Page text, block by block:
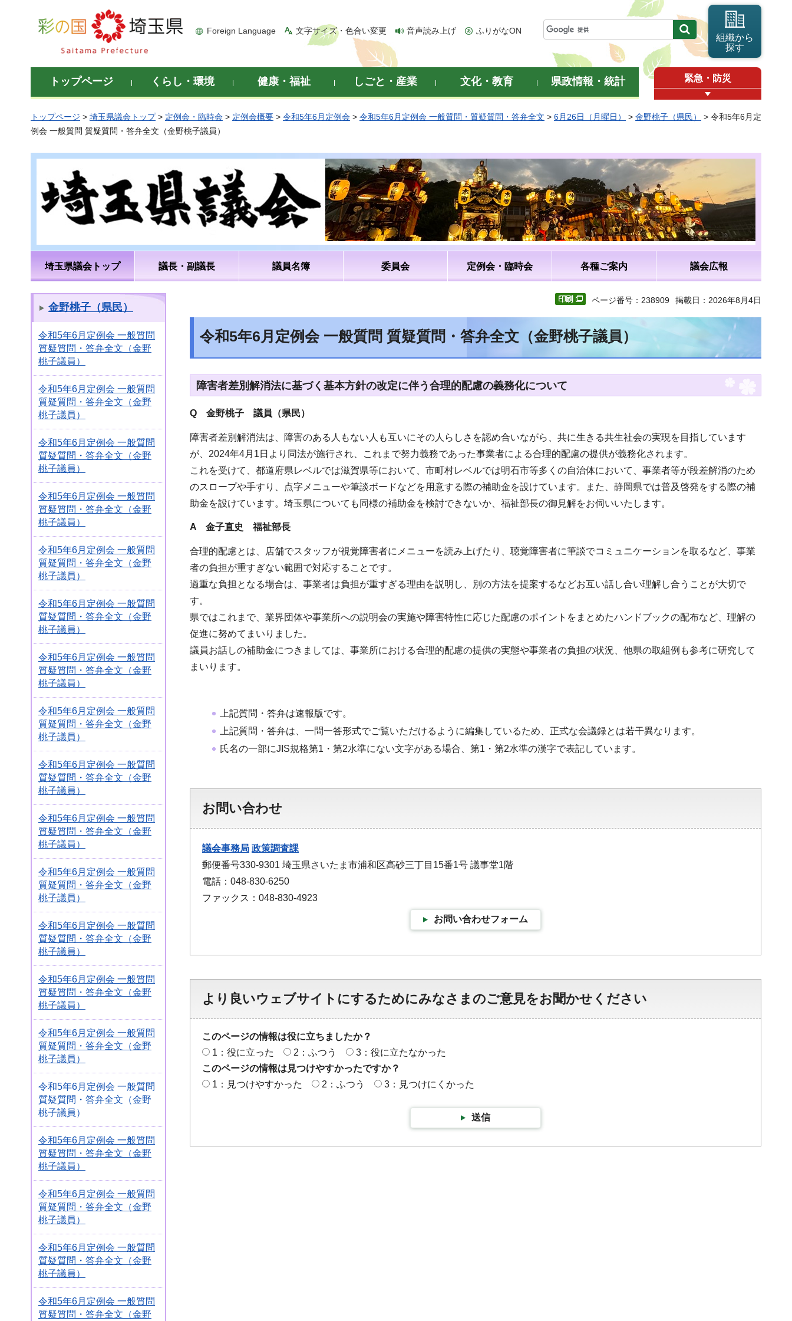
彩の国 埼玉県
Foreign Language 文字サイズ・色合い変更 音声読み上げ ふりがなON
組織から
探す
トップページ くらし・環境 健康・福祉 しごと・産業 文化・教育 県政情報・統計 緊急・防災
トップページ > 埼玉県議会トップ> 定例会・臨時会 > 定例会概要 > 令和5年6月定例会 > 令和5年6月定例会 一般質問・質疑質問・答弁全文 > 6月26日（月曜日） > 金野桃子（県民）
> 令和5年6月定
例会 一般質問 質疑質問・答弁全文（金野桃子議員）
埼玉県議会トップ 議長・副議長 議員名簿 委員会 定例会・臨時会 各種ご案内 議会広報
金野桃子（県民）
令和5年6月定例会 一般質問
質疑質問・答弁全文（金野
桃子議員）
令和5年6月定例会 一般質問
質疑質問・答弁全文（金野
桃子議員）
令和5年6月定例会 一般質問
質疑質問・答弁全文（金野
桃子議員）
令和5年6月定例会 一般質問
質疑質問・答弁全文（金野
桃子議員）
令和5年6月定例会 一般質問
質疑質問・答弁全文（金野
桃子議員）
令和5年6月定例会 一般質問
質疑質問・答弁全文（金野
桃子議員）
令和5年6月定例会 一般質問
質疑質問・答弁全文（金野
桃子議員）
令和5年6月定例会 一般質問
質疑質問・答弁全文（金野
桃子議員）
令和5年6月定例会 一般質問
質疑質問・答弁全文（金野
桃子議員）
令和5年6月定例会 一般質問
質疑質問・答弁全文（金野
桃子議員）
令和5年6月定例会 一般質問
質疑質問・答弁全文（金野
桃子議員）
令和5年6月定例会 一般質問
質疑質問・答弁全文（金野
桃子議員）
令和5年6月定例会 一般質問
質疑質問・答弁全文（金野
桃子議員）
令和5年6月定例会 一般質問
質疑質問・答弁全文（金野
桃子議員）
令和5年6月定例会 一般質問
質疑質問・答弁全文（金野
桃子議員）
令和5年6月定例会 一般質問
質疑質問・答弁全文（金野
桃子議員）
令和5年6月定例会 一般質問
質疑質問・答弁全文（金野
桃子議員）
令和5年6月定例会 一般質問
質疑質問・答弁全文（金野
桃子議員）
令和5年6月定例会 一般質問
質疑質問・答弁全文（金野
ページ番号：238909 掲載日：2026年8月4日
令和5年6月定例会 一般質問 質疑質問・答弁全文（金野桃子議員）
障害者差別解消法に基づく基本方針の改定に伴う合理的配慮の義務化について
Q 金野桃子 議員（県民）
障害者差別解消法は、障害のある人もない人も互いにその人らしさを認め合いながら、共に生きる共生社会の実現を目指しています
が、2024年4月1日より同法が施行され、これまで努力義務であった事業者による合理的配慮の提供が義務化されます。
これを受けて、都道府県レベルでは滋賀県等において、市町村レベルでは明石市等多くの自治体において、事業者等が段差解消のため
のスロープや手すり、点字メニューや筆談ボードなどを用意する際の補助金を設けています。また、静岡県では普及啓発をする際の補
助金を設けています。埼玉県についても同様の補助金を検討できないか、福祉部長の御見解をお伺いいたします。
A 金子直史 福祉部長
合理的配慮とは、店舗でスタッフが視覚障害者にメニューを読み上げたり、聴覚障害者に筆談でコミュニケーションを取るなど、事業
者の負担が重すぎない範囲で対応することです。
過重な負担となる場合は、事業者は負担が重すぎる理由を説明し、別の方法を提案するなどお互い話し合い理解し合うことが大切で
す。
県ではこれまで、業界団体や事業所への説明会の実施や障害特性に応じた配慮のポイントをまとめたハンドブックの配布など、理解の
促進に努めてまいりました。
議員お話しの補助金につきましては、事業所における合理的配慮の提供の実態や事業者の負担の状況、他県の取組例も参考に研究して
まいります。
上記質問・答弁は速報版です。
上記質問・答弁は、一問一答形式でご覧いただけるように編集しているため、正式な会議録とは若干異なります。
氏名の一部にJIS規格第1・第2水準にない文字がある場合、第1・第2水準の漢字で表記しています。
お問い合わせ
議会事務局 政策調査課
郵便番号330-9301 埼玉県さいたま市浦和区高砂三丁目15番1号 議事堂1階
電話：048-830-6250
ファックス：048-830-4923
お問い合わせフォーム
より良いウェブサイトにするためにみなさまのご意見をお聞かせください
このページの情報は役に立ちましたか？
1：役に立った
2：ふつう
3：役に立たなかった
このページの情報は見つけやすかったですか？
1：見つけやすかった
2：ふつう 3：見つけにくかった
送信